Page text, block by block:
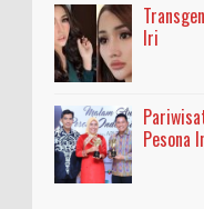
Iri
Pesona